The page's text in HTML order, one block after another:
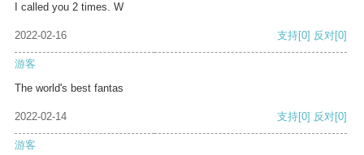
I called you 2 times. W
2022-02-16 支持[0] 反对[0]
游客
The world's best fantas
2022-02-14 支持[0] 反对[0]
游客